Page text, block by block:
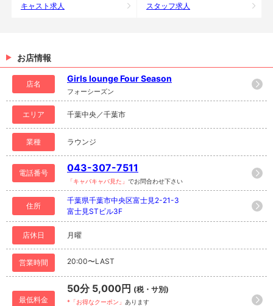
キャスト求人 スタッフ求人
お店情報
店名
Girls lounge Four Season
フォーシーズン
エリア 千葉中央／千葉市
業種 ラウンジ
電話番号 043-307-7511
「キャバキャバ見た」 でお問合わせ下さい
住所
千葉県千葉市中央区富士見2-21-3
富士見STビル3F
店休日 月曜
営業時間 20:00〜LAST
最低料金
50分 5,000円 (税・サ別)
*「お得なクーポン」 あります